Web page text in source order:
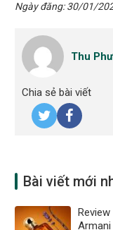
Ngày đăng: 30/01/
Thu
Chia sẻ bài viết
Bài viết mới
Armani